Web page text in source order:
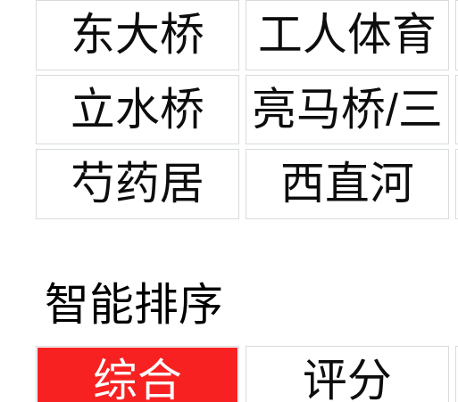
团结湖
东大桥
工人体育
场
立水桥
亮马桥/三
元桥
芍药居
西直河
智能排序
综合
评分